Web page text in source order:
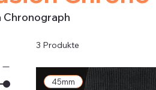
Chronograph
3 Produkte
45mm